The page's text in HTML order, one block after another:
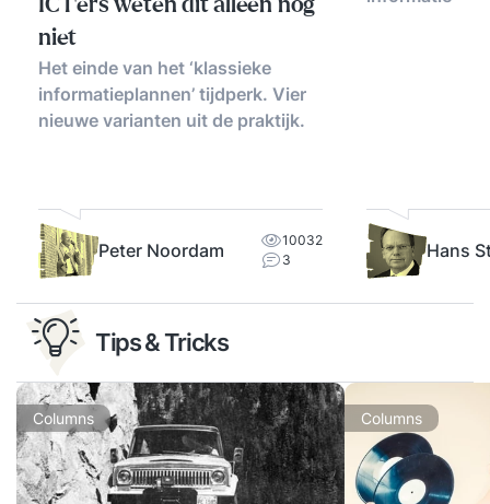
ICT’ers weten dit alleen nog
niet
Het einde van het ‘klassieke
informatieplannen’ tijdperk. Vier
nieuwe varianten uit de praktijk.
Peter Noordam
10032
3
Hans
Tips & Tricks
Columns Columns